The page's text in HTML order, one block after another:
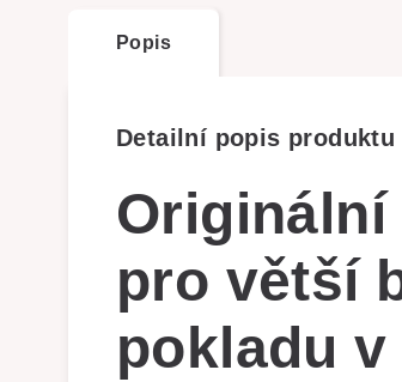
Popis
Detailní popis produktu
Originální
pro větší
pokladu v